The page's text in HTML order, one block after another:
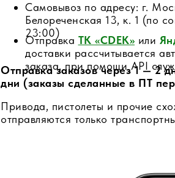
Отправка заказов через 1 — 2
дни (заказы сделанные в ПТ
Привода, пистолеты и прочие
отправляются только
Отправка ТК «CDEK» или
доставки рассчитывается
заказа, при помощи API
Самовывоз по адресу: г.
Белореченская 13, к. 1 (по
23:00)